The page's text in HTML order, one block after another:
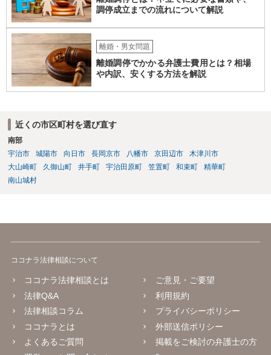
調停成立までの流れについて解説
離婚・男女問題
離婚調停でかかる弁護士費用とは？相場
や内訳、安くする方法を解説
近くの市区町村を選び直す
南部
宇治市
城陽市 向日市 長岡京市 八幡市 京田辺市
木津川市
大山崎町
久御山町 井手町 宇治田原町 笠置町 和束町
精華町
南山城村
ココナラ法律相談について
ココナラ法律相談とは
法律Q&A
法律相談コラム
ココナラとは
よくあるご質問
ご意見・ご要望
利用規約
プライバシーポリシー
外部送信ポリシー
掲載をご検討の弁護士の方